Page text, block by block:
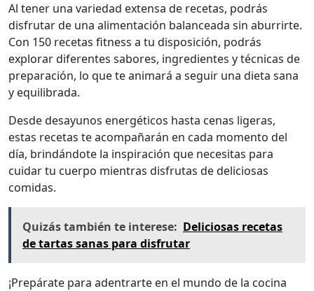
Al tener una variedad extensa de recetas, podrás
disfrutar de una alimentación balanceada sin aburrirte.
Con 150 recetas fitness a tu disposición, podrás
explorar diferentes sabores, ingredientes y técnicas de
preparación, lo que te animará a seguir una dieta sana
y equilibrada.
Desde desayunos energéticos hasta cenas ligeras,
estas recetas te acompañarán en cada momento del
día, brindándote la inspiración que necesitas para
cuidar tu cuerpo mientras disfrutas de deliciosas
comidas.
Quizás también te interese: Deliciosas recetas
de tartas sanas para disfrutar
¡Prepárate para adentrarte en el mundo de la cocina